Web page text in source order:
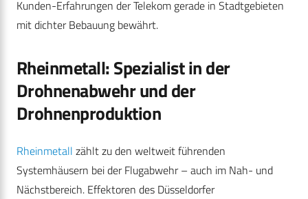
Kunden-Erfahrungen der Telekom gerade in Stadtgebieten
mit dichter Bebauung bewährt.
Rheinmetall: Spezialist in der
Drohnenabwehr und der
Drohnenproduktion
Rheinmetall zählt zu den weltweit führenden
Systemhäusern bei der Flugabwehr – auch im Nah- und
Nächstbereich. Effektoren des Düsseldorfer